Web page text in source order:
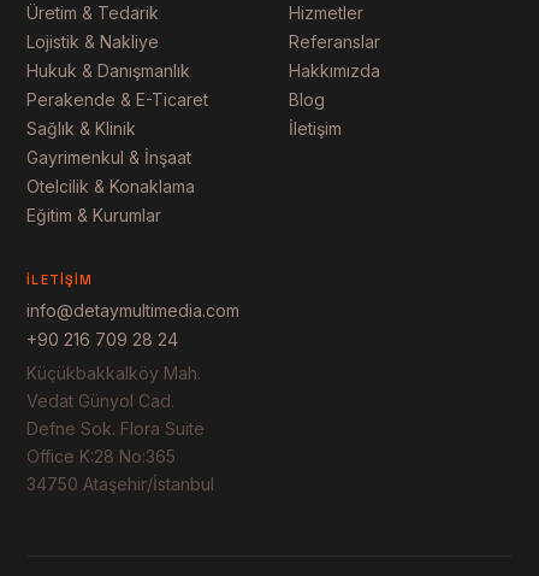
Üretim & Tedarik
Lojistik & Nakliye
Hukuk & Danışmanlık
Perakende & E-Ticaret
Sağlık & Klinik
Gayrimenkul & İnşaat
Otelcilik & Konaklama
Eğitim & Kurumlar
Hizmetler
Referanslar
Hakkımızda
Blog
İletişim
İLETIŞIM
info@detaymultimedia.com
+90 216 709 28 24
Küçükbakkalköy Mah.
Vedat Günyol Cad.
Defne Sok. Flora Suite
Office K:28 No:365
34750 Ataşehir/İstanbul